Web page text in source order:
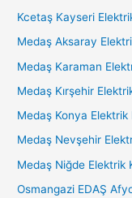
Kcetaş Kayseri
Medaş Aksaray
Medaş Karaman
Medaş Kırşehir
Medaş Konya Elektrik
Medaş Nevşehir
Medaş Niğde Elektrik
Osmangazi EDAŞ